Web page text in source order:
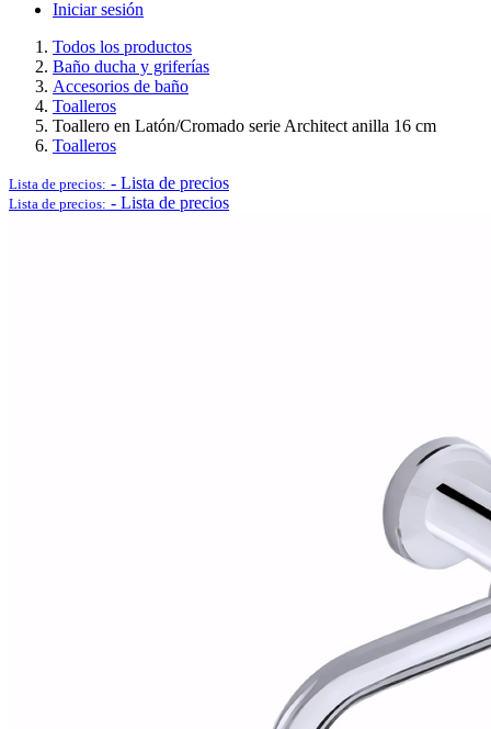
Logística y Equipamiento Auxiliar
Ver todo en Logística y Equipamiento Auxiliar→
Postes separadores/Catenarias
Iniciar sesión
Todos los productos
Baño ducha y griferías
Accesorios de baño
Toalleros
Toallero en Latón/Cromado serie Architect anilla 16 cm
Toalleros
Lista de precios: - Lista de precios
Lista de precios: - Lista de precios